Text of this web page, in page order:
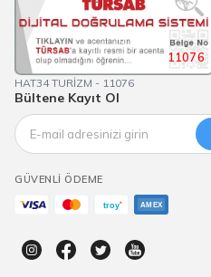
11076
HAT34 TURİZM - 11076
Bültene Kayıt Ol
GÜVENLI ÖDEME